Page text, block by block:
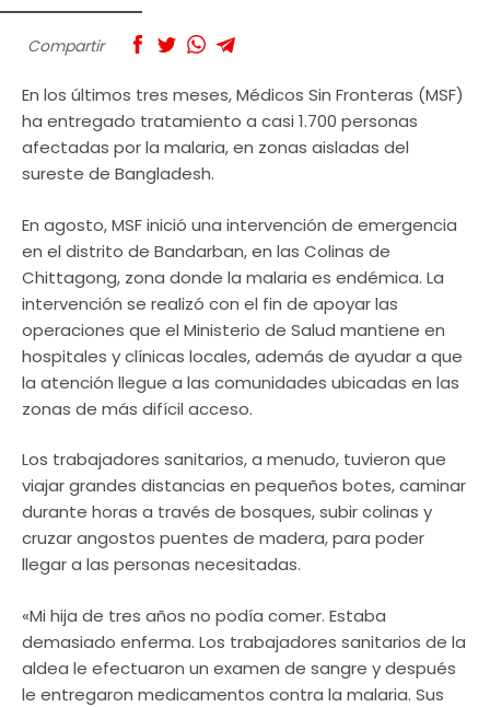
Compartir
En los últimos tres meses, Médicos Sin Fronteras (MSF)
ha entregado tratamiento a casi 1.700 personas
afectadas por la malaria, en zonas aisladas del
sureste de Bangladesh.
En agosto, MSF inició una intervención de emergencia
en el distrito de Bandarban, en las Colinas de
Chittagong, zona donde la malaria es endémica. La
intervención se realizó con el fin de apoyar las
operaciones que el Ministerio de Salud mantiene en
hospitales y clínicas locales, además de ayudar a que
la atención llegue a las comunidades ubicadas en las
zonas de más difícil acceso.
Los trabajadores sanitarios, a menudo, tuvieron que
viajar grandes distancias en pequeños botes, caminar
durante horas a través de bosques, subir colinas y
cruzar angostos puentes de madera, para poder
llegar a las personas necesitadas.
«Mi hija de tres años no podía comer. Estaba
demasiado enferma. Los trabajadores sanitarios de la
aldea le efectuaron un examen de sangre y después
le entregaron medicamentos contra la malaria. Sus